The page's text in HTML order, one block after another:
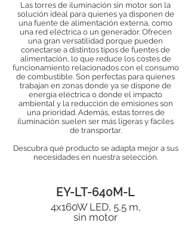
Las torres de iluminación sin motor son la
solución ideal para quienes ya disponen de
una fuente de alimentación externa, como
una red eléctrica o un generador. Ofrecen
una gran versatilidad porque pueden
conectarse a distintos tipos de fuentes de
alimentación, lo que reduce los costes de
funcionamiento relacionados con el consumo
de combustible. Son perfectas para quienes
trabajan en zonas donde ya se dispone de
energía eléctrica o donde el impacto
ambiental y la reducción de emisiones son
una prioridad. Además, estas torres de
iluminación suelen ser más ligeras y fáciles
de transportar.
Descubra qué producto se adapta mejor a sus
necesidades en nuestra selección.
EY-LT-640M-L
4x160W LED, 5,5 m,
sin motor